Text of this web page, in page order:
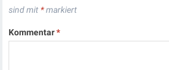
sind mit *markiert
Kommentar*